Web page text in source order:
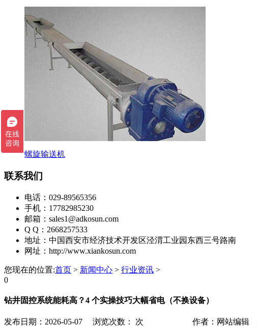
螺旋输送机
联系我们
电话：029-89565356
手机：17782985230
邮箱：sales1@adkosun.com
Q Q：2668257533
地址：中国西安市经济技术开发区泾渭工业园东西三号路南
网址：http://www.xiankosun.com
您现在的位置:首页 > 新闻中心 > 行业资讯 >
0
钻井固控系统能耗高？4 个实操技巧大幅省电（不换设备）
发布日期：2026-05-07 浏览次数： 次 作者：网站编辑